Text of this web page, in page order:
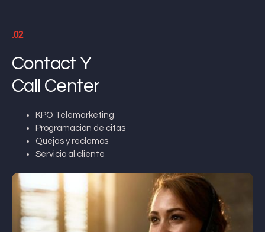
.02
Contact Y
Call Center
KPO Telemarketing
Programación de citas
Quejas y reclamos
Servicio al cliente